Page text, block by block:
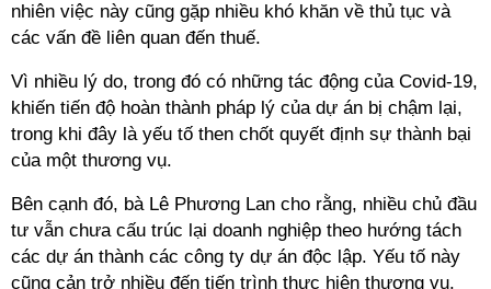
nhiên việc này cũng gặp nhiều khó khăn về thủ tục và
các vấn đề liên quan đến thuế.
Vì nhiều lý do, trong đó có những tác động của Covid-19,
khiến tiến độ hoàn thành pháp lý của dự án bị chậm lại,
trong khi đây là yếu tố then chốt quyết định sự thành bại
của một thương vụ.
Bên cạnh đó, bà Lê Phương Lan cho rằng, nhiều chủ đầu
tư vẫn chưa cấu trúc lại doanh nghiệp theo hướng tách
các dự án thành các công ty dự án độc lập. Yếu tố này
cũng cản trở nhiều đến tiến trình thực hiện thương vụ.